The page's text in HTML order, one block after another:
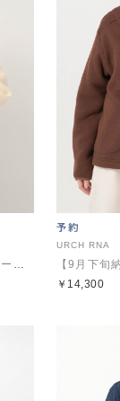
【9月下旬納期】J2197 Wフリースのふんわりジャケット
URCH RNA
￥14,300